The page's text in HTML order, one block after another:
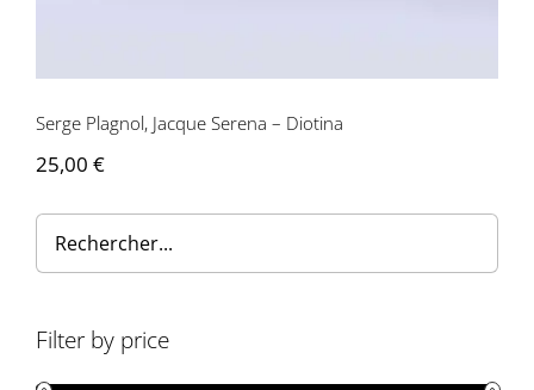
Serge Plagnol, Jacque Serena – Diotina
25,00 €
Filter by price